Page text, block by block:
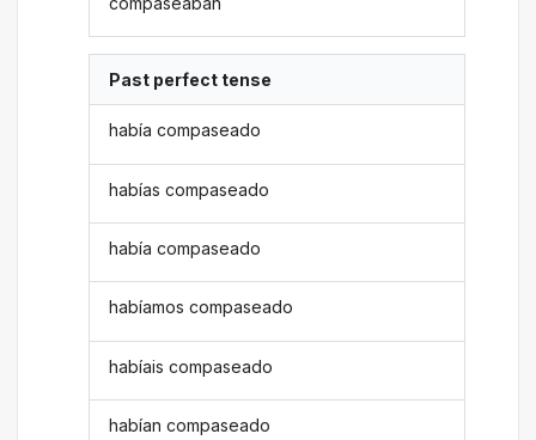
Past perfect tense
había compaseado
habías compaseado
había compaseado
habíamos compaseado
habíais compaseado
habían compaseado